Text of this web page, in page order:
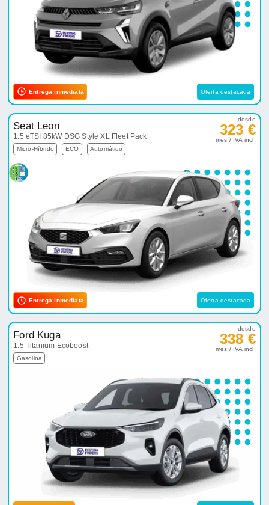
Entrega inmediata Oferta destacada
Seat Leon
1.5 eTSI 85kW DSG Style XL Fleet Pack
Micro-Híbrido ECO Automático
desde
323 €
mes / IVA incl.
Entrega inmediata Oferta destacada
Ford Kuga
1.5 Titanium Ecoboost
Gasolina
desde
338 €
mes / IVA incl.